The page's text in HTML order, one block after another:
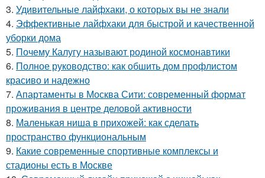
3. Удивительные лайфхаки, о которых вы не знали
4. Эффективные лайфхаки для быстрой и качественной
уборки дома
5. Почему Калугу называют родиной космонавтики
6. Полное руководство: как обшить дом профлистом
красиво и надежно
7. Апартаменты в Москва Сити: современный формат
проживания в центре деловой активности
8. Маленькая ниша в прихожей: как сделать
пространство функциональным
9. Какие современные спортивные комплексы и
стадионы есть в Москве